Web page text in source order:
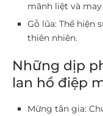
mãnh liệt và
Gỗ lũa: Thể hiện
thiên nhiên.
Những dịp
lan hồ điệp
Mừng tân gia: